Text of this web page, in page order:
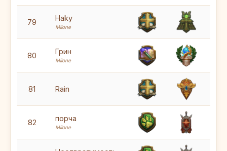
79 Haky
Milone
80 Грин
Milone
81 Rain
82 порча
Milone